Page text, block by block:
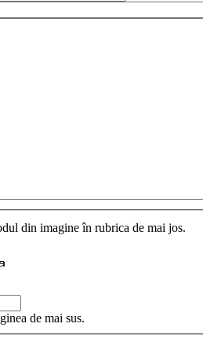
din imagine în rubrica de mai jos.
de mai sus.